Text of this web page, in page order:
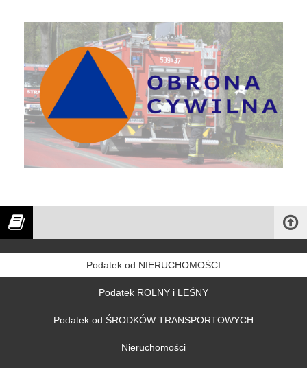
Obrona Cywilna
Podatek od NIERUCHOMOŚCI
Podatek ROLNY i LEŚNY
Podatek od ŚRODKÓW TRANSPORTOWYCH
Nieruchomości